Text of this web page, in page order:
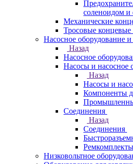
соленоидом
Механические
Тросовые
Насосное оборудование
Назад
Насосное
Насосы и насосное
Назад
Насосы и
Компоненты
Соединения
Назад
Соединения
Низковольтное